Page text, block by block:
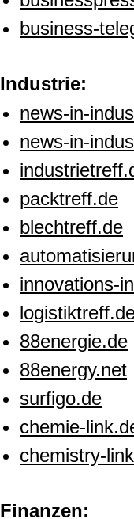
business-
Industrie:
news-in-
news-in-
packtreff.de
blechtreff.de
innovations-
88energie.de
88energy.net
surfigo.de
chemie-
chemistry-
Finanzen: